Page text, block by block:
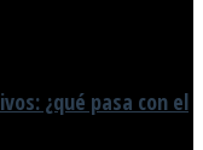
¿qué pasa con el